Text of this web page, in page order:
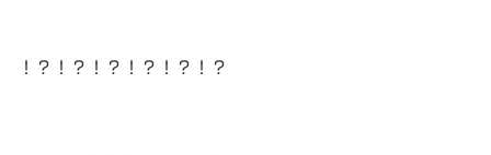
！？！？！？！？！？！？